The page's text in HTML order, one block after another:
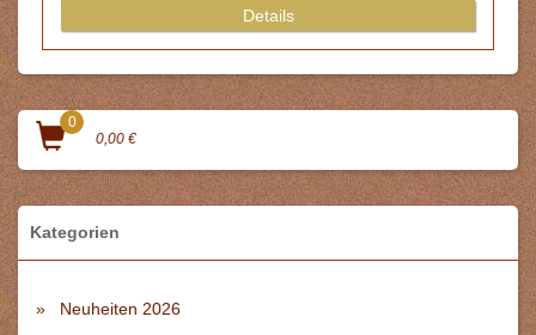
Details
0
0,00 €
Kategorien
Neuheiten 2026